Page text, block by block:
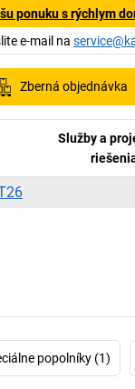
ponuku s rýchlym
e-mail na
Zberná objednávka
Služby a
popolníky (1)